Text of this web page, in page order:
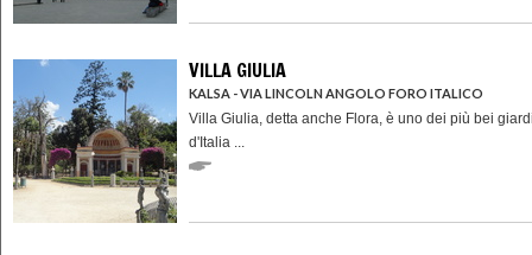
VILLA GIULIA
KALSA - VIA LINCOLN ANGOLO FORO ITALICO
Villa Giulia, detta anche Flora, è uno dei più bei
d'Italia ...